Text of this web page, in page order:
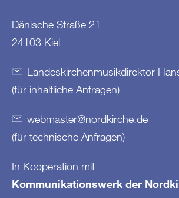
Dänische Straße 21
24103 Kiel
Landeskirchenmusikdirektor
(für inhaltliche Anfragen)
webmaster@nordkirche.de
(für technische Anfragen)
In Kooperation mit
Kommunikationswerk der